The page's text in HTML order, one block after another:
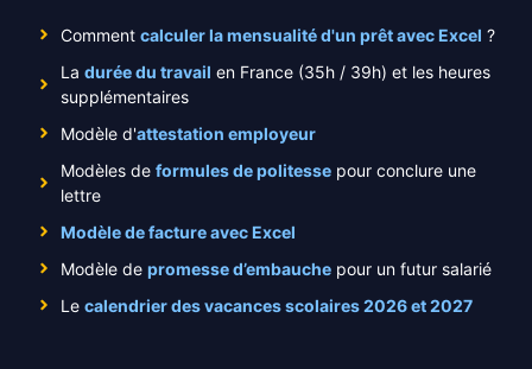
Comment calculer la mensualité d'un prêt avec Excel ?
La durée du travail en France (35h / 39h) et les heures
supplémentaires
Modèle d'attestation employeur
Modèles de formules de politesse pour conclure une
lettre
Modèle de facture avec Excel
Modèle de promesse d’embauche pour un futur salarié
Le calendrier des vacances scolaires 2026 et 2027